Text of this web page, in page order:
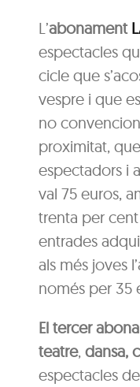
L’abonament
espectacles
cicle que
vespre i que
no
proximitat,
espectadors i
val 75 euros,
trenta per
entrades
als més joves
només per 35
El tercer
teatre,dansa,
espectacles